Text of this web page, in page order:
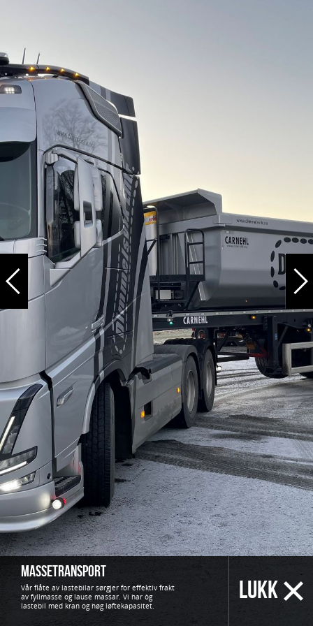
Massetransport
Vår flåte av lastebilar sørgjer for effektiv frakt
av fyllmasse og lause massar. Vi har òg
lastebil med kran og høg løftekapasitet.
LUKK